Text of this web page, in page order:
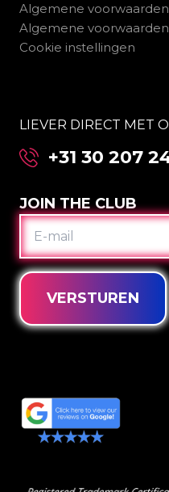
Algemene
Algemene
Cookie instellingen
LIEVER DIRECT MET
+31 30 207
JOIN THE CLUB
E-
MAIL
VERSTUREN